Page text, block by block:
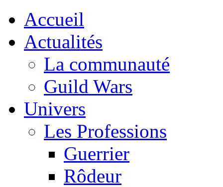
Accueil
Actualités
La communauté
Guild Wars
Univers
Les Professions
Guerrier
Rôdeur